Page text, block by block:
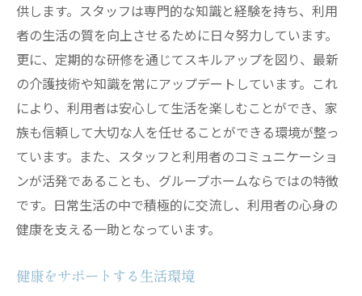
心温まるエピソードの紹介
心地よい生活環境と地域交流が導く新しい日常
新しい日常を創る生活スタイル
地域交流がもたらす新たな価値観
心地よい生活環境が生む可能性
住まいと地域のシームレスな融合
未来の生活を見据えた取り組み
地域社会に根差した持続可能な暮らし
供します。スタッフは専門的な知識と経験を持ち、利用
者の生活の質を向上させるために日々努力しています。
更に、定期的な研修を通じてスキルアップを図り、最新
の介護技術や知識を常にアップデートしています。これ
により、利用者は安心して生活を楽しむことができ、家
族も信頼して大切な人を任せることができる環境が整っ
ています。また、スタッフと利用者のコミュニケーショ
ンが活発であることも、グループホームならではの特徴
です。日常生活の中で積極的に交流し、利用者の心身の
健康を支える一助となっています。
健康をサポートする生活環境